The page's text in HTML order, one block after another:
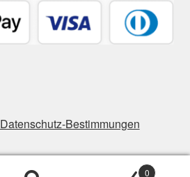
Datenschutz-Bestimmungen
0